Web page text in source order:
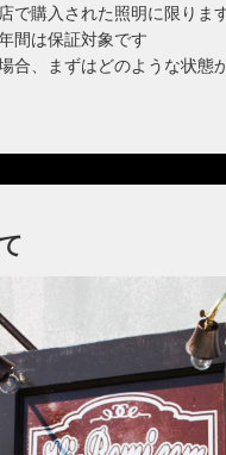
で購入された照明に限りま
間は保証対象です
合、まずはどのような状態